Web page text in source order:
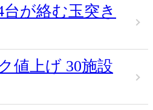
が絡む玉突き
値上げ 30施設